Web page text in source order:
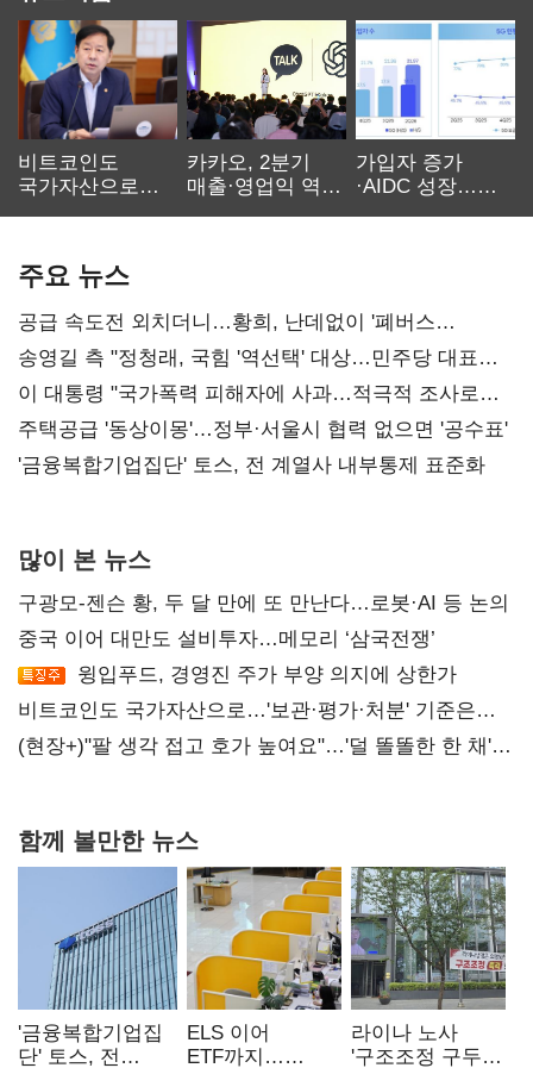
비트코인도
국가자산으로…'
카카오, 2분기
매출·영업익 역대
가입자 증가
·AIDC 성장…
주요 뉴스
공급 속도전 외치더니…황희, 난데없이 '폐버스
리모델링' 제안
송영길 측 "정청래, 국힘 '역선택' 대상…민주당 대표로
총선 지휘 못해"
이 대통령 "국가폭력 피해자에 사과…적극적 조사로
진실 밝혀야"
주택공급 '동상이몽'…정부·서울시 협력 없으면 '공수표'
'금융복합기업집단' 토스, 전 계열사 내부통제 표준화
많이 본 뉴스
구광모-젠슨 황, 두 달 만에 또 만난다…로봇·AI 등 논의
중국 이어 대만도 설비투자…메모리 ‘삼국전쟁’
윙입푸드, 경영진 주가 부양 의지에 상한가
비트코인도 국가자산으로…'보관·평가·처분' 기준은
숙제
(현장+)"팔 생각 접고 호가 높여요"…'덜 똘똘한 한 채'
함께 볼만한 뉴스
'금융복합기업집
단' 토스, 전
ELS 이어
ETF까지…
라이나 노사
'구조조정 구두